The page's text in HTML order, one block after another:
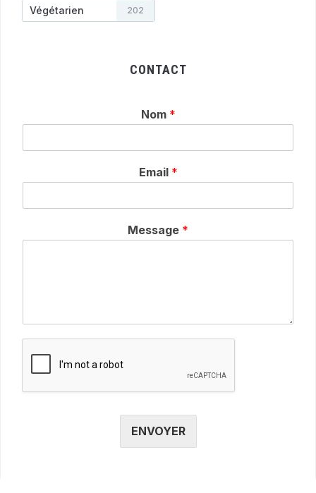
Végétarien 202
CONTACT
Nom *
Email *
Message *
ENVOYER